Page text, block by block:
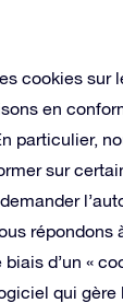
cookies sur
en
particulier,
sur
répondons
d’un «
qui gère